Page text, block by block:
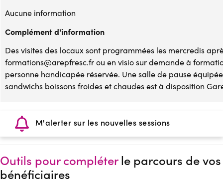
Aucune information
Complément d'information
Des visites des locaux sont programmées les mercredis
formations@arepfresc.fr ou en visio sur demande à
personne handicapée réservée. Une salle de pause
sandwichs boissons froides et chaudes est à disposition
M'alerter sur les nouvelles sessions
Outils pour compléterle parcours de vos
bénéficiaires